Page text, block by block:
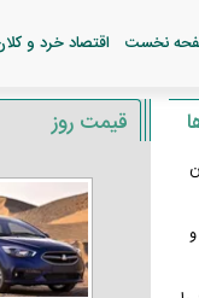
نخست اقتصاد خرد و
قیمت روز